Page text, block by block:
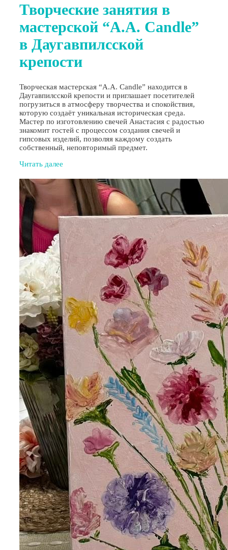
Творческие занятия в
мастерской “A.A. Candle”
в Даугавпилсской
крепости
Творческая мастерская “A.A. Candle” находится в
Даугавпилсской крепости и приглашает посетителей
погрузиться в атмосферу творчества и спокойствия,
которую создаёт уникальная историческая среда.
Мастер по изготовлению свечей Анастасия с радостью
знакомит гостей с процессом создания свечей и
гипсовых изделий, позволяя каждому создать
собственный, неповторимый предмет.
Читать далее